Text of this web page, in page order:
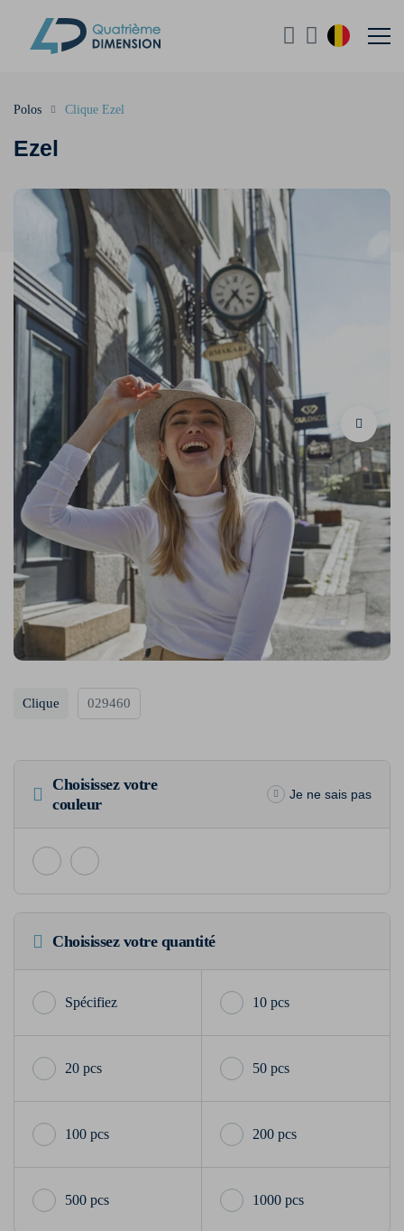
Ezel
Polos Clique Ezel
Clique 029460
Choisissez votre
couleur
Je ne sais pas
Choisissez votre quantité
10 pcs
20 pcs 50 pcs
100 pcs 200 pcs
500 pcs 1000 pcs